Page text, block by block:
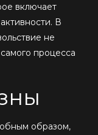
включает
В
не
процесса
образом,